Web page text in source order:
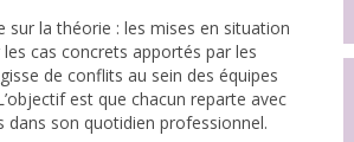
sur la théorie : les mises en situation
cas concrets apportés par les
de conflits au sein des équipes
est que chacun reparte avec
son quotidien professionnel.